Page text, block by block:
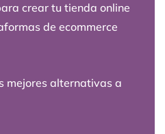
crear tu tienda online
de ecommerce
mejores alternativas a